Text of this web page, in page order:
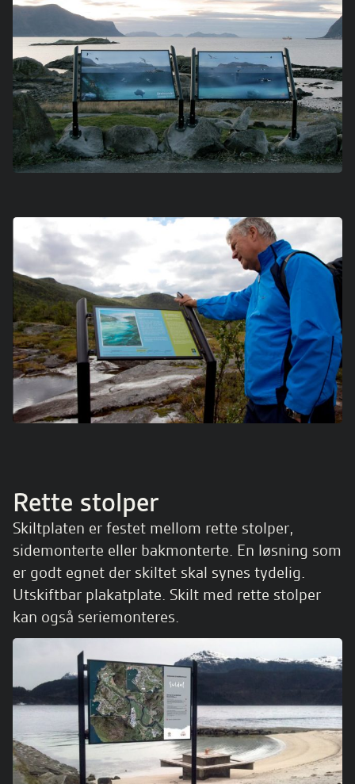
Rette stolper
Skiltplaten er festet mellom rette stolper,
sidemonterte eller bakmonterte. En løsning som
er godt egnet der skiltet skal synes tydelig.
Utskiftbar plakatplate. Skilt med rette stolper
kan også seriemonteres.